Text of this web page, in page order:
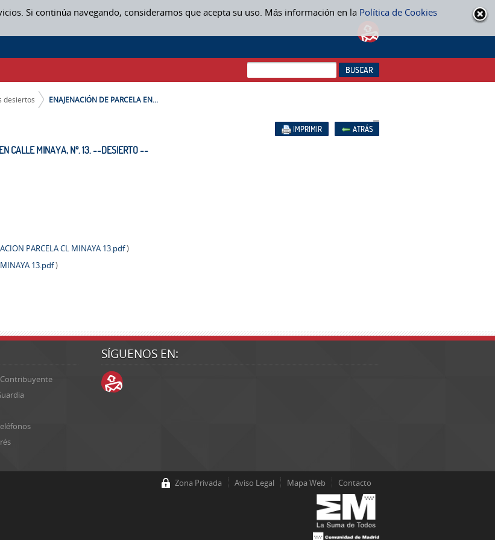
Si continúa navegando, consideramos que acepta su uso. Más información en la Política de Cookies
MINAYA, Nº. 13. --DESIERTO -- - EXPEDIENTES DESIERTOS
desiertos ENAJENACIÓN DE PARCELA EN...
ATRÁS
IMPRIMIR
CALLE MINAYA, Nº. 13. --DESIERTO --
PARCELA CL MINAYA 13.pdf)
13.pdf)
SÍGUENOS EN:
Zona Privada Aviso Legal Mapa Web Contacto